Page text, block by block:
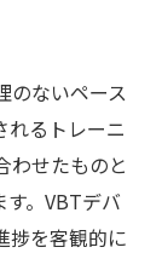
のないペース
れるトレーニ
わせたものと
。VBTデバ
捗を客観的に